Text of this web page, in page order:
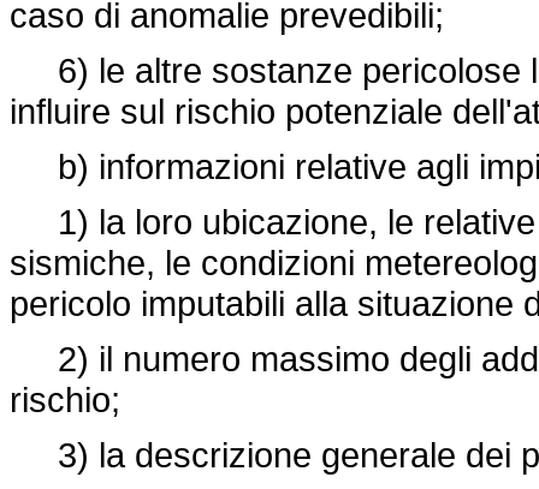
caso di anomalie prevedibili;
6) le altre sostanze pericolose
influire sul rischio potenziale
b) informazioni relative agli
1) la loro ubicazione, le
sismiche, le condizioni
pericolo imputabili alla situazione
2) il numero massimo degli
rischio;
3) la descrizione generale dei